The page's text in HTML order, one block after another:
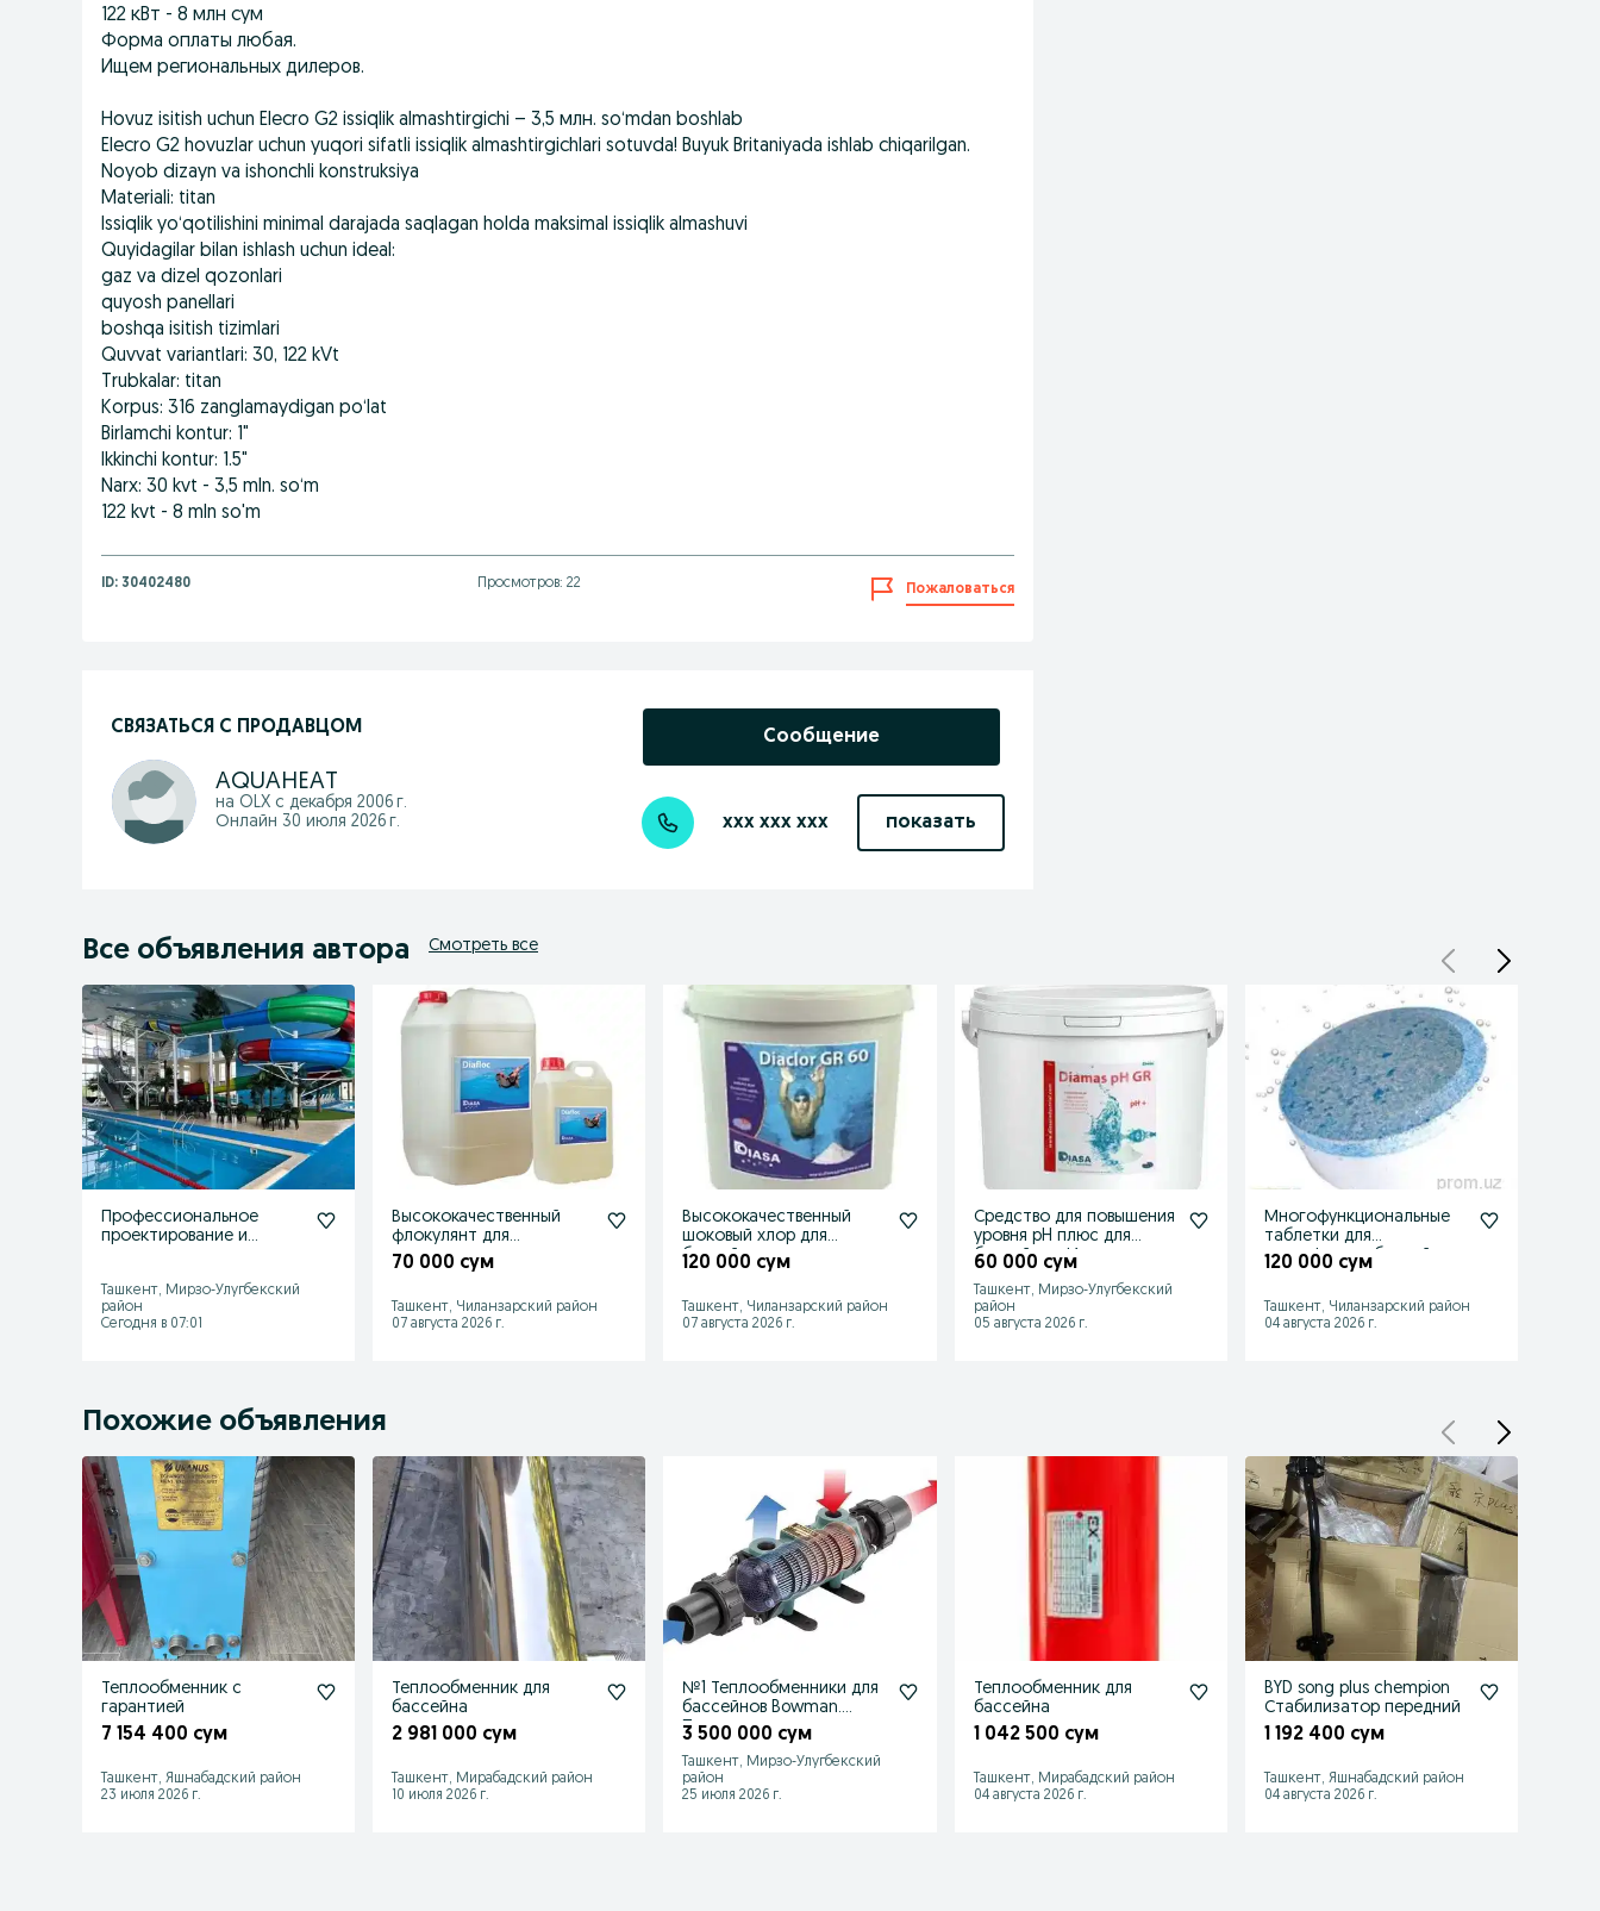
122 кВт - 8 млн сум
Форма оплаты любая.
Ищем региональных дилеров.
Hovuz isitish uchun Elecro G2 issiqlik almashtirgichi – 3,5 млн. so‘mdan boshlab
Elecro G2 hovuzlar uchun yuqori sifatli issiqlik almashtirgichlari sotuvda! Buyuk Britaniyada ishlab chiqarilgan.
Noyob dizayn va ishonchli konstruksiya
Materiali: titan
Issiqlik yo‘qotilishini minimal darajada saqlagan holda maksimal issiqlik almashuvi
Quyidagilar bilan ishlash uchun ideal:
gaz va dizel qozonlari
quyosh panellari
boshqa isitish tizimlari
Quvvat variantlari: 30, 122 kVt
Trubkalar: titan
Korpus: 316 zanglamaydigan po‘lat
Birlamchi kontur: 1"
Ikkinchi kontur: 1.5"
Narx: 30 kvt - 3,5 mln. so‘m
122 kvt - 8 mln so'm
ID: 30402480 Просмотров: 22 Пожаловаться
СВЯЗАТЬСЯ С ПРОДАВЦОМ
AQUAHEAT
на OLX с декабря 2006 г.
Онлайн 30 июля 2026 г.
Сообщение
xxx xxx xxx показать
Все объявления автора Смотреть все
Профессиональное
проектирование и
Ташкент, Мирзо-Улугбекский
район
Сегодня в 07:01
Высококачественный
флокулянт для
устранения мутности в
бассейнах
70 000 сум
Ташкент, Чиланзарский район
07 августа 2026 г.
Высококачественный
шоковый хлор для
бассейнов.
Производство Испании
120 000 сум
Ташкент, Чиланзарский район
07 августа 2026 г.
Средство для повышения
уровня pH плюс для
бассейнов. Испания.
60 000 сум
Ташкент, Мирзо-Улугбекский
район
05 августа 2026 г.
Многофункциональные
таблетки для
дезинфекции бассейнов
5 в 1. Испания
120 000 сум
Ташкент, Чиланзарский район
04 августа 2026 г.
Похожие объявления
Теплообменник с
гарантией
7 154 400 сум
Ташкент, Яшнабадский район
23 июля 2026 г.
Теплообменник для
бассейна
2 981 000 сум
Ташкент, Мирабадский район
10 июля 2026 г.
№1 Теплообменники для
бассейнов Bowman.
Производство
Великобритания.
3 500 000 сум
Ташкент, Мирзо-Улугбекский
район
25 июля 2026 г.
Теплообменник для
бассейна
1 042 500 сум
Ташкент, Мирабадский район
04 августа 2026 г.
BYD song plus chempion
Стабилизатор передний
1 192 400 сум
Ташкент, Яшнабадский район
04 августа 2026 г.